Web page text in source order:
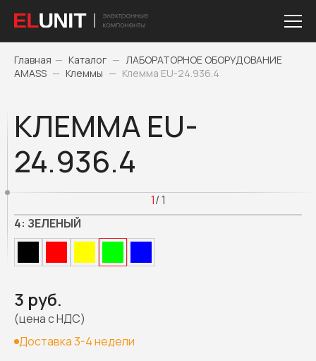
Главная — Каталог — ЛАБОРАТОРНОЕ ОБОРУДОВАНИЕ
AMASS — Клеммы — Клемма EU-24.936.4
КЛЕММА EU-
24.936.4
1/ 1
4: ЗЕЛЕНЫЙ
3 руб.
(цена с НДС)
Доставка 3-4 недели